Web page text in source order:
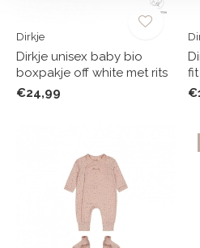
Dirkje
Dirkje unisex baby bio
boxpakje off white met rits
€24,99
fit